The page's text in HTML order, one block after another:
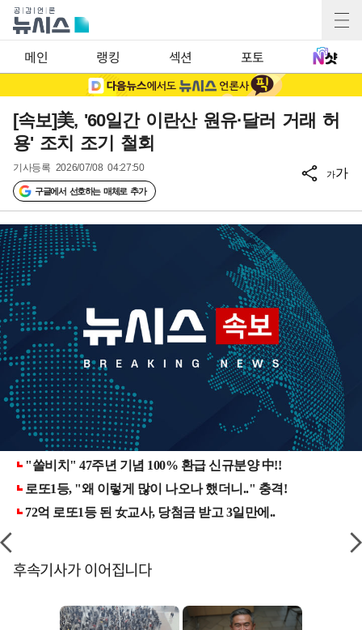
메인 랭킹 섹션 포토
[속보]美, '60일간 이란산 원유·달러 거래 허
용' 조치 조기 철회
기사등록 2026/07/08 04:27:50
구글에서 선호하는 매체로 추가
가가
후속기사가 이어집니다